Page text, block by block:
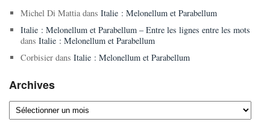
Michel Di Mattiadans Italie : Melonellum et Parabellum
Italie : Melonellum et Parabellum – Entre les lignes entre les mots
dans Italie : Melonellum et Parabellum
Corbisierdans Italie : Melonellum et Parabellum
Archives
Archives